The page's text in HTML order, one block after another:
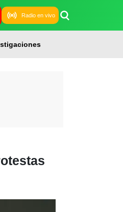
Radio en vivo